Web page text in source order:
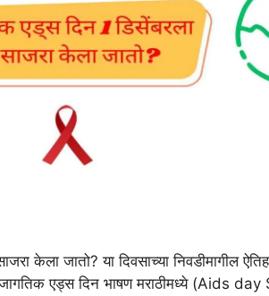
केला जातो? या दिवसाच्या निवडीमागील
: जागतिक एड्स दिन भाषण मराठीमध्ये (Aids